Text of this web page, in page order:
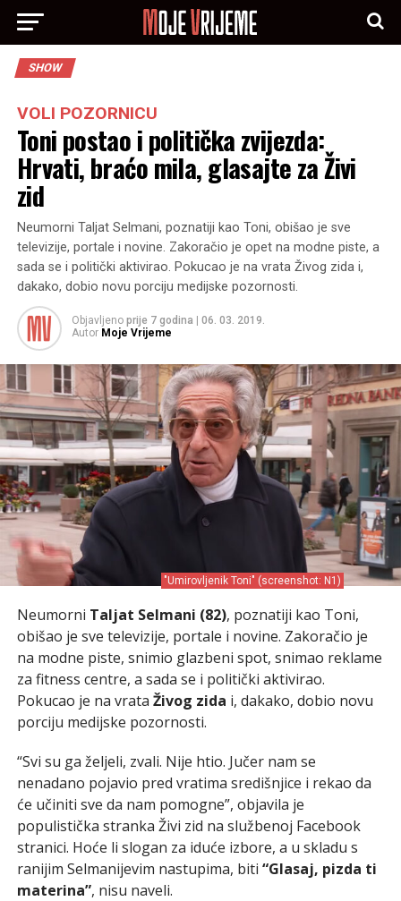
SHOW
VOLI POZORNICU
Toni postao i politička zvijezda:
Hrvati, braćo mila, glasajte za Živi
zid
Neumorni Taljat Selmani, poznatiji kao Toni, obišao je sve
televizije, portale i novine. Zakoračio je opet na modne piste, a
sada se i politički aktivirao. Pokucao je na vrata Živog zida i,
dakako, dobio novu porciju medijske pozornosti.
Objavljeno prije 7 godina
06. 03. 2019.
Autor Moje Vrijeme
"Umirovljenik Toni" (screenshot: N1)
Neumorni Taljat Selmani (82), poznatiji kao Toni,
obišao je sve televizije, portale i novine. Zakoračio je
na modne piste, snimio glazbeni spot, snimao reklame
za fitness centre, a sada se i politički aktivirao.
Pokucao je na vrata Živog zida i, dakako, dobio novu
porciju medijske pozornosti.
“Svi su ga željeli, zvali. Nije htio. Jučer nam se
nenadano pojavio pred vratima središnjice i rekao da
će učiniti sve da nam pomogne”, objavila je
populistička stranka Živi zid na službenoj Facebook
stranici. Hoće li slogan za iduće izbore, a u skladu s
ranijim Selmanijevim nastupima, biti “Glasaj, pizda ti
materina”, nisu naveli.